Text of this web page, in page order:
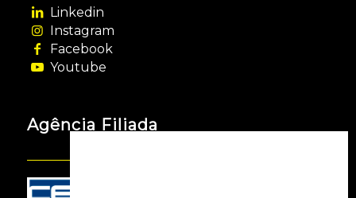
Linkedin
Instagram
Facebook
Youtube
Agência Filiada